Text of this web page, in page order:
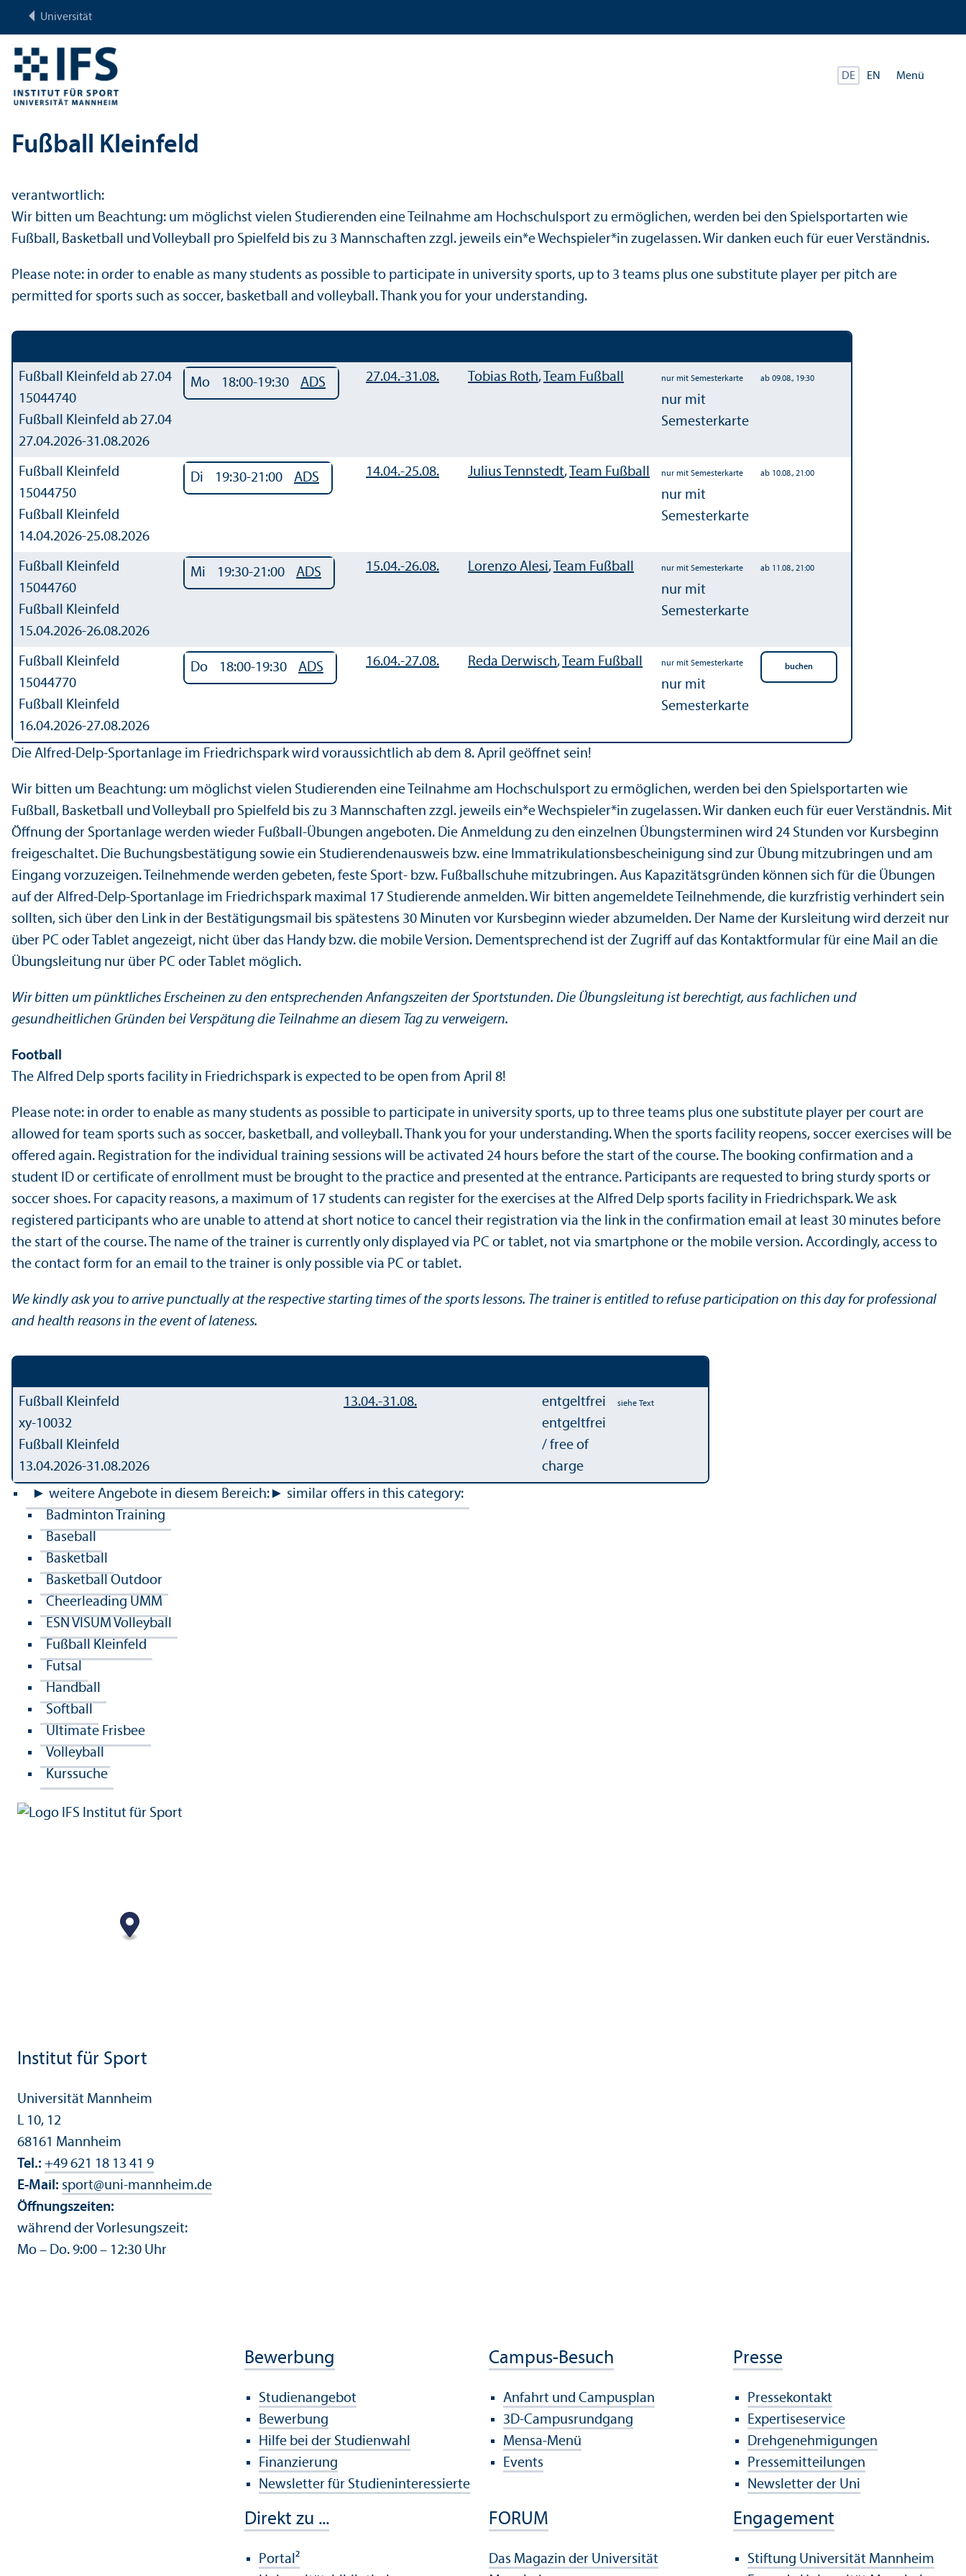
Universität
DE EN Menü
Fußball Kleinfeld
verantwortlich:
Wir bitten um Beachtung: um möglichst vielen Studierenden eine Teilnahme am Hochschulsport zu ermöglichen, werden bei den Spielsportarten wie
Fußball, Basketball und Volleyball pro Spielfeld bis zu 3 Mannschaften zzgl. jeweils ein*e Wechspieler*in zugelassen. Wir danken euch für euer Verständnis.
Please note: in order to enable as many students as possible to participate in university sports, up to 3 teams plus one substitute player per pitch are
permitted for sports such as soccer, basketball and volleyball. Thank you for your understanding.
Fußball Kleinfeld ab 27.04
15044740
Fußball Kleinfeld ab 27.04
27.04.2026-31.08.2026
Mo 18:00-19:30 ADS 27.04.-31.08. Tobias Roth, Team Fußball nur mit Semesterkarte
nur mit
Semesterkarte
ab 09.08., 19:30
Fußball Kleinfeld
15044750
Fußball Kleinfeld
14.04.2026-25.08.2026
Di 19:30-21:00 ADS 14.04.-25.08. Julius Tennstedt, Team Fußball nur mit Semesterkarte
nur mit
Semesterkarte
ab 10.08., 21:00
Fußball Kleinfeld
15044760
Fußball Kleinfeld
15.04.2026-26.08.2026
Mi 19:30-21:00 ADS 15.04.-26.08. Lorenzo Alesi, Team Fußball nur mit Semesterkarte
nur mit
Semesterkarte
ab 11.08., 21:00
Fußball Kleinfeld
15044770
Fußball Kleinfeld
16.04.2026-27.08.2026
Do 18:00-19:30 ADS 16.04.-27.08. Reda Derwisch, Team Fußball nur mit Semesterkarte
nur mit
Semesterkarte
Die Alfred-Delp-Sportanlage im Friedrichspark wird voraussichtlich ab dem 8. April geöffnet sein!
Wir bitten um Beachtung: um möglichst vielen Studierenden eine Teilnahme am Hochschulsport zu ermöglichen, werden bei den Spielsportarten wie
Fußball, Basketball und Volleyball pro Spielfeld bis zu 3 Mannschaften zzgl. jeweils ein*e Wechspieler*in zugelassen. Wir danken euch für euer Verständnis. Mit
Öffnung der Sportanlage werden wieder Fußball-Übungen angeboten. Die Anmeldung zu den einzelnen Übungsterminen wird 24 Stunden vor Kursbeginn
freigeschaltet. Die Buchungsbestätigung sowie ein Studierendenausweis bzw. eine Immatrikulationsbescheinigung sind zur Übung mitzubringen und am
Eingang vorzuzeigen. Teilnehmende werden gebeten, feste Sport- bzw. Fußballschuhe mitzubringen. Aus Kapazitätsgründen können sich für die Übungen
auf der Alfred-Delp-Sportanlage im Friedrichspark maximal 17 Studierende anmelden. Wir bitten angemeldete Teilnehmende, die kurzfristig verhindert sein
sollten, sich über den Link in der Bestätigungsmail bis spätestens 30 Minuten vor Kursbeginn wieder abzumelden. Der Name der Kursleitung wird derzeit nur
über PC oder Tablet angezeigt, nicht über das Handy bzw. die mobile Version. Dementsprechend ist der Zugriff auf das Kontaktformular für eine Mail an die
Übungsleitung nur über PC oder Tablet möglich.
Wir bitten um pünktliches Erscheinen zu den entsprechenden Anfangszeiten der Sportstunden. Die Übungsleitung ist berechtigt, aus fachlichen und
gesundheitlichen Gründen bei Verspätung die Teilnahme an diesem Tag zu verweigern.
Football
The Alfred Delp sports facility in Friedrichspark is expected to be open from April 8!
Please note: in order to enable as many students as possible to participate in university sports, up to three teams plus one substitute player per court are
allowed for team sports such as soccer, basketball, and volleyball. Thank you for your understanding. When the sports facility reopens, soccer exercises will be
offered again. Registration for the individual training sessions will be activated 24 hours before the start of the course. The booking confirmation and a
student ID or certificate of enrollment must be brought to the practice and presented at the entrance. Participants are requested to bring sturdy sports or
soccer shoes. For capacity reasons, a maximum of 17 students can register for the exercises at the Alfred Delp sports facility in Friedrichspark. We ask
registered participants who are unable to attend at short notice to cancel their registration via the link in the confirmation email at least 30 minutes before
the start of the course. The name of the trainer is currently only displayed via PC or tablet, not via smartphone or the mobile version. Accordingly, access to
the contact form for an email to the trainer is only possible via PC or tablet.
We kindly ask you to arrive punctually at the respective starting times of the sports lessons. The trainer is entitled to refuse participation on this day for professional
and health reasons in the event of lateness.
Fußball Kleinfeld
xy-10032
Fußball Kleinfeld
13.04.2026-31.08.2026
13.04.-31.08.
entgeltfrei
entgeltfrei
/ free of
charge
siehe Text
► weitere Angebote in diesem Bereich: ► similar offers in this category:
Badminton Training
Baseball
Basketball
Basketball Outdoor
Cheerleading UMM
ESN VISUM Volleyball
Fußball Kleinfeld
Futsal
Handball
Softball
Ultimate Frisbee
Volleyball
Kurssuche
Institut für Sport
Universität Mannheim
L 10, 12
68161 Mannheim
Tel.: +49 621 18 13 41 9
E-Mail: sport@uni-mannheim.de
Öffnungs­zeiten:
während der Vorlesungs­zeit:
Mo – Do. 9:00 – 12:30 Uhr
Bewerbung
Studien­angebot
Bewerbung
Hilfe bei der Studien­wahl
Finanzierung
Newsletter für Studien­interessierte
Campus-Besuch
Anfahrt und Campusplan
3D-Campusrundgang
Mensa-Menü
Events
Presse
Pressekontakt
Expertiseservice
Drehgenehmigungen
Pressemitteilungen
Newsletter der Uni
Direkt zu ...
Portal²
FORUM
Das Magazin der Universität
Engagement
Stiftung Universität Mannheim